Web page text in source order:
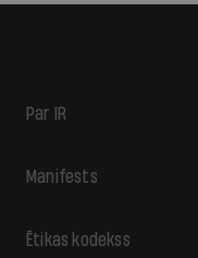
Par IR
Manifests
Ētikas kodekss